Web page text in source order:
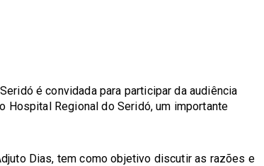
é convidada para participar da audiência
Hospital Regional do Seridó, um importante
Dias, tem como objetivo discutir as razões e